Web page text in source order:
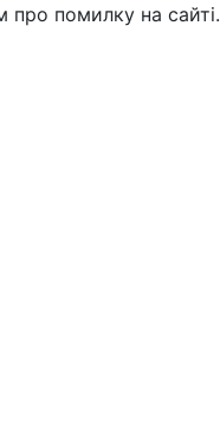
про помилку на сайті.